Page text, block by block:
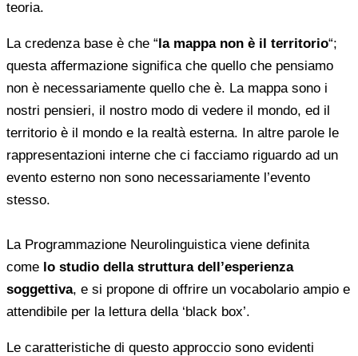
teoria.
La credenza base è che “la mappa non è il territorio“;
questa affermazione significa che quello che pensiamo
non è necessariamente quello che è. La mappa sono i
nostri pensieri, il nostro modo di vedere il mondo, ed il
territorio è il mondo e la realtà esterna. In altre parole le
rappresentazioni interne che ci facciamo riguardo ad un
evento esterno non sono necessariamente l’evento
stesso.
La Programmazione Neurolinguistica viene definita
come lo studio della struttura dell’esperienza
soggettiva, e si propone di offrire un vocabolario ampio e
attendibile per la lettura della ‘black box’.
Le caratteristiche di questo approccio sono evidenti